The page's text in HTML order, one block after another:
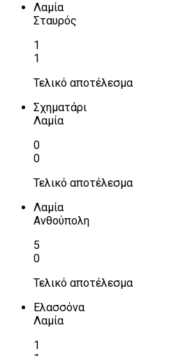
Λαμία
Σταυρός
1
1
Τελικό αποτέλεσμα
Σχηματάρι
Λαμία
0
0
Τελικό αποτέλεσμα
Λαμία
Ανθούπολη
5
0
Τελικό αποτέλεσμα
Ελασσόνα
Λαμία
1